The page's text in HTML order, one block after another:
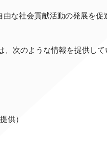
な社会貢献活動の発展を
次のような情報を提供して
供）